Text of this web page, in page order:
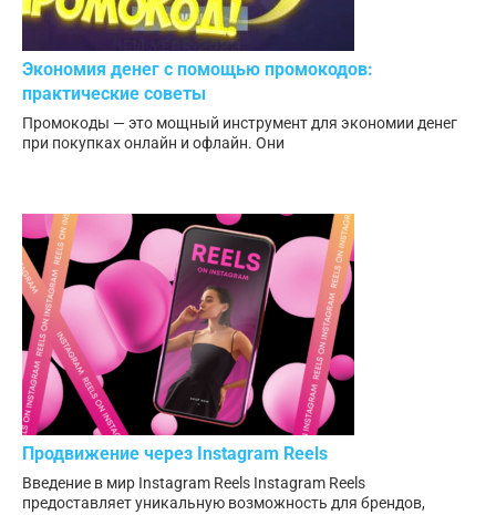
Экономия денег с помощью промокодов:
практические советы
Промокоды — это мощный инструмент для экономии денег
при покупках онлайн и офлайн. Они
Продвижение через Instagram Reels
Введение в мир Instagram Reels Instagram Reels
предоставляет уникальную возможность для брендов,